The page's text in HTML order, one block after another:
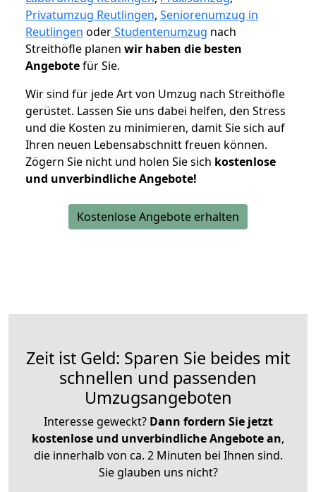
Privatumzug Reutlingen, Seniorenumzug in
Reutlingen oderStudentenumzug nach
Streithöfle planen wir haben die besten
Angebotefür Sie.
Wir sind für jede Art von Umzug nach Streithöfle
gerüstet. Lassen Sie uns dabei helfen, den Stress
und die Kosten zu minimieren, damit Sie sich auf
Ihren neuen Lebensabschnitt freuen können.
Zögern Sie nicht und holen Sie sich kostenlose
und unverbindliche Angebote!
Kostenlose Angebote erhalten
Zeit ist Geld: Sparen Sie beides mit
schnellen und passenden
Umzugsangeboten
Interesse geweckt? Dann fordern Sie jetzt
kostenlose und unverbindliche Angebote an,
die innerhalb von ca. 2 Minuten bei Ihnen sind.
Sie glauben uns nicht?